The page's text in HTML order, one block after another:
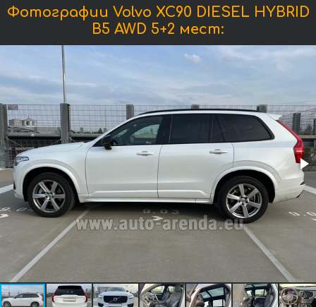
Фотографии Volvo XC90 DIESEL HYBRID
B5 AWD 5+2 мест: